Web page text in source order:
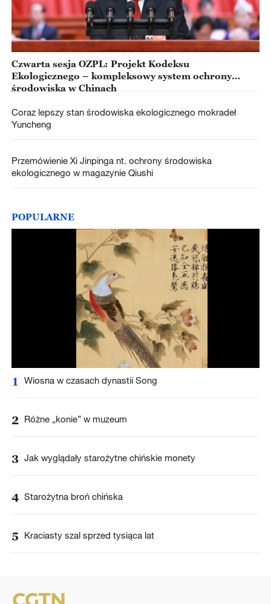
Czwarta sesja OZPL: Projekt Kodeksu
Ekologicznego – kompleksowy system ochrony
środowiska w Chinach
Coraz lepszy stan środowiska ekologicznego mokradeł
Yuncheng
Przemówienie Xi Jinpinga nt. ochrony środowiska
ekologicznego w magazynie Qiushi
POPULARNE
1 Wiosna w czasach dynastii Song
2 Różne „konie” w muzeum
3 Jak wyglądały starożytne chińskie monety
4 Starożytna broń chińska
5 Kraciasty szal sprzed tysiąca lat